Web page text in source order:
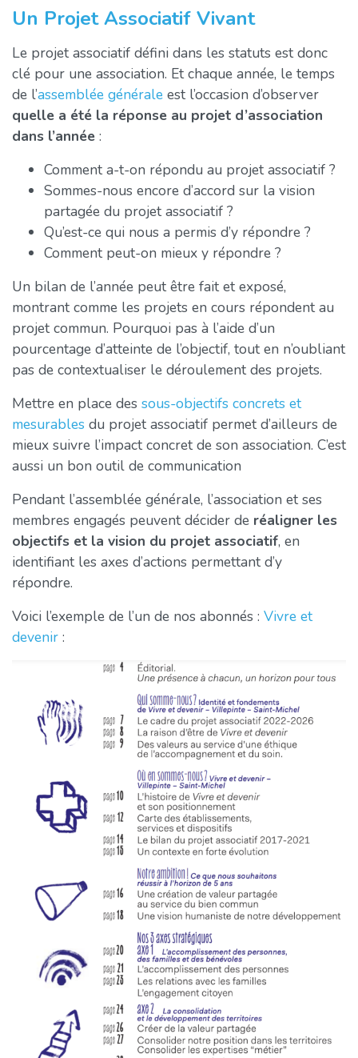
Un Projet Associatif Vivant
Le projet associatif défini dans les statuts est donc
clé pour une association. Et chaque année, le temps
de l’assemblée générale est l’occasion d’observer
quelle a été la réponse au projet d’association
dans l’année :
Comment a-t-on répondu au projet associatif ?
Sommes-nous encore d’accord sur la vision
partagée du projet associatif ?
Qu’est-ce qui nous a permis d’y répondre ?
Comment peut-on mieux y répondre ?
Un bilan de l’année peut être fait et exposé,
montrant comme les projets en cours répondent au
projet commun. Pourquoi pas à l’aide d’un
pourcentage d’atteinte de l’objectif, tout en n’oubliant
pas de contextualiser le déroulement des projets.
Mettre en place des sous-objectifs concrets et
mesurables du projet associatif permet d’ailleurs de
mieux suivre l’impact concret de son association. C’est
aussi un bon outil de communication
Pendant l’assemblée générale, l’association et ses
membres engagés peuvent décider de réaligner les
objectifs et la vision du projet associatif, en
identifiant les axes d’actions permettant d’y
répondre.
Voici l’exemple de l’un de nos abonnés : Vivre et
devenir :